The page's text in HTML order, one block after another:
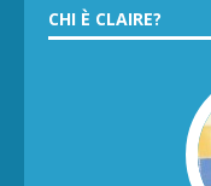
CHI È CLAIRE?